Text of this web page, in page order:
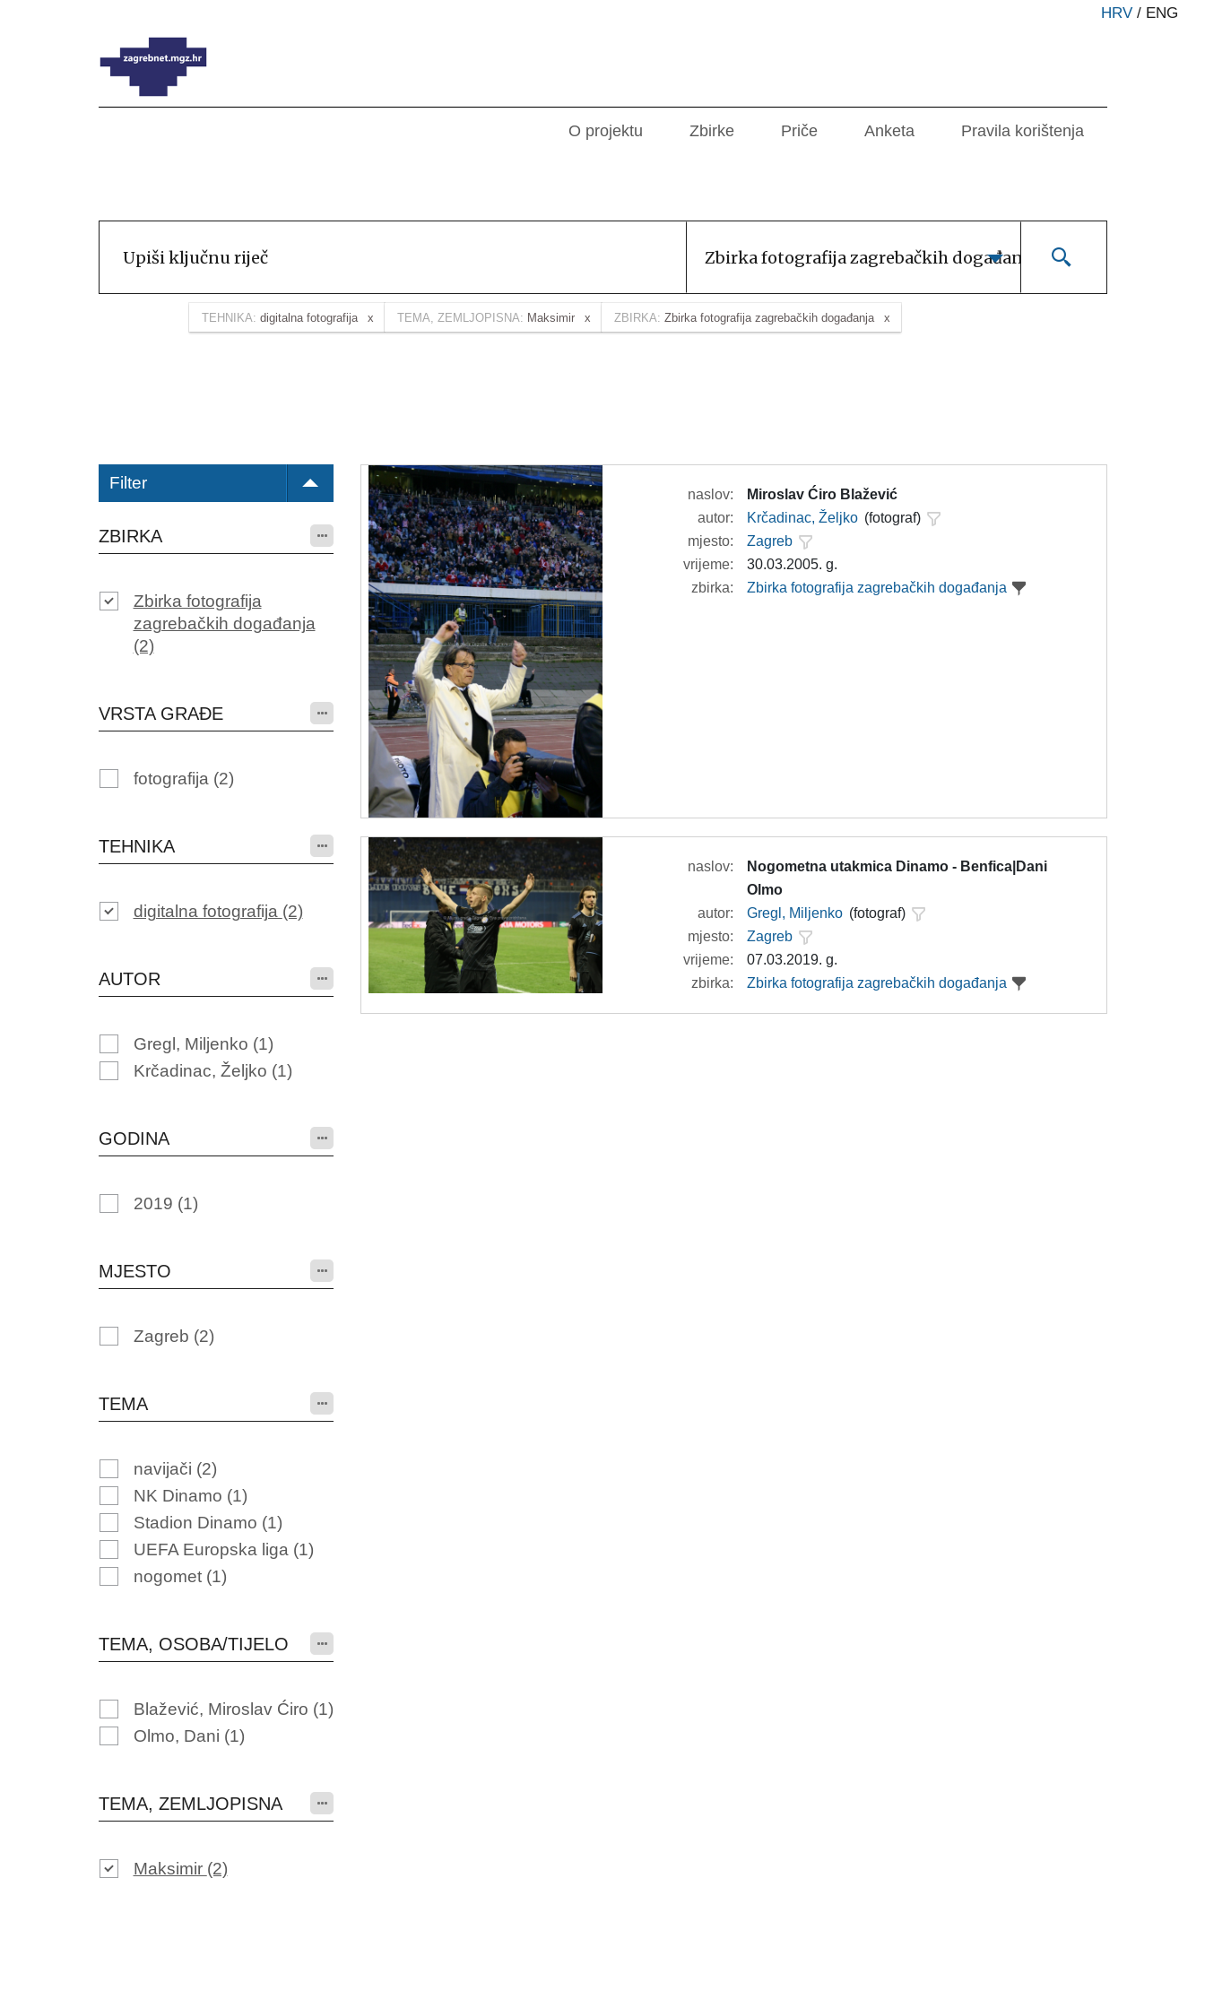
HRV / ENG
O projektu Zbirke Priče Anketa Pravila korištenja
Zbirka fotografija zagrebačkih događanja
TEHNIKA: digitalna fotografija TEMA, ZEMLJOPISNA: Maksimir ZBIRKA: Zbirka fotografija zagrebačkih događanja
Filter
ZBIRKA
Zbirka fotografija
zagrebačkih događanja
(2)
VRSTA GRAĐE
fotografija (2)
TEHNIKA
digitalna fotografija (2)
AUTOR
Gregl, Miljenko (1)
Krčadinac, Željko (1)
GODINA
2019 (1)
MJESTO
Zagreb (2)
TEMA
navijači (2)
NK Dinamo (1)
Stadion Dinamo (1)
UEFA Europska liga (1)
nogomet (1)
TEMA, OSOBA/TIJELO
Blažević, Miroslav Ćiro (1)
Olmo, Dani (1)
TEMA, ZEMLJOPISNA
Maksimir (2)
naslov:
Miroslav Ćiro Blažević
autor:
Krčadinac, Željko (fotograf)
mjesto:
Zagreb
vrijeme:
30.03.2005. g.
zbirka:
Zbirka fotografija zagrebačkih događanja
naslov:
Nogometna utakmica Dinamo - Benfica|Dani
Olmo
autor:
Gregl, Miljenko (fotograf)
mjesto:
Zagreb
vrijeme:
07.03.2019. g.
zbirka:
Zbirka fotografija zagrebačkih događanja